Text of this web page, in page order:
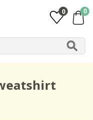
0 0